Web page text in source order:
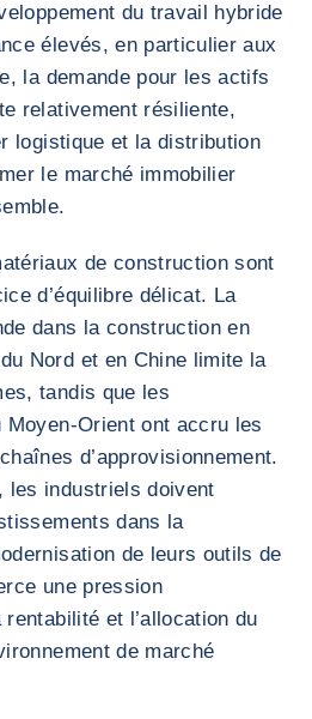
du travail hybride
élevés, en particulier aux
la demande pour les actifs
relativement résiliente,
logistique et la distribution
le marché immobilier
de construction sont
d’équilibre délicat. La
dans la construction en
Nord et en Chine limite la
tandis que les
Orient ont accru les
d’approvisionnement.
les industriels doivent
dans la
de leurs outils de
une pression
et l’allocation du
de marché